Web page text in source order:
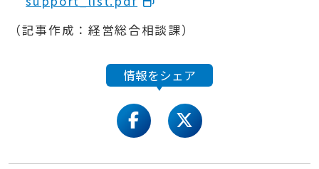
（記事作成：経営総合相談課）
情報をシェア
facebooktwitter